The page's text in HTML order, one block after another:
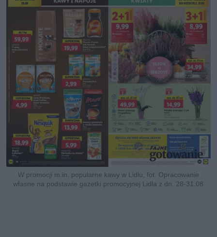
W promocji m.in. popularne kawy w Lidlu, fot. Opracowanie
własne na podstawie gazetki promocyjnej Lidla z dn. 28-31.08